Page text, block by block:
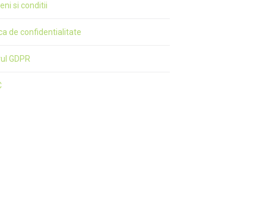
si conditii
de confidentialitate
GDPR